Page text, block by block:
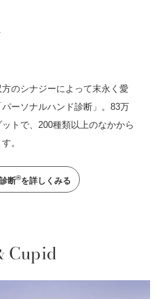
のシナジーによって末永く愛
ーソナルハンド診断」。83万
トで、200種類以上のなかから
。
断®を詳しくみる
Cupid